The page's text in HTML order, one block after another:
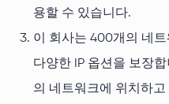
용할 수 있습니다.
이 회사는 400개의 네
다양한 IP 옵션을 보장
의 네트워크에 위치하고